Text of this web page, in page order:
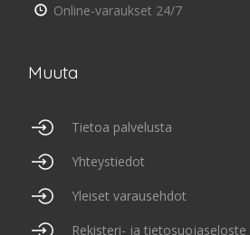
Online-varaukset 24/7
Muuta
Tietoa palvelusta
Yhteystiedot
Yleiset varausehdot
Rekisteri- ja tietosuojaseloste